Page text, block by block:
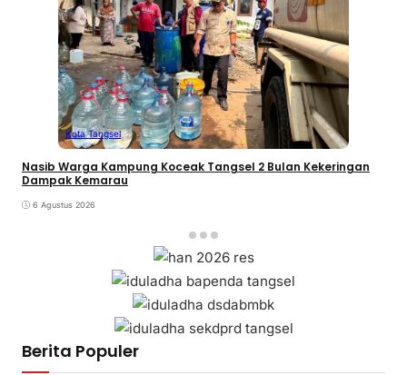
Kota Tangsel
Nasib Warga Kampung Koceak Tangsel 2 Bulan Kekeringan
Dampak Kemarau
6 Agustus 2026
Berita Populer